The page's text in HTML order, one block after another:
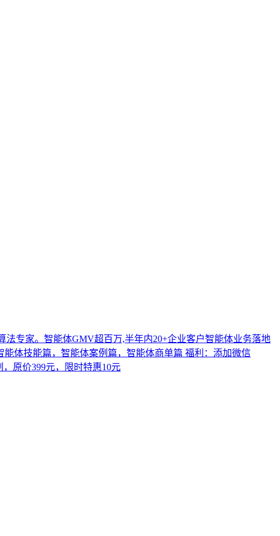
专家。智能体GMV超百万,半年内20+企业客户智能体业务落地
体技能篇，智能体案例篇，智能体商单篇 福利：添加微信
原价399元，限时特惠10元